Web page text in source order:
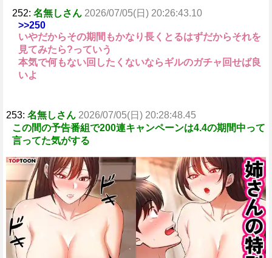
252: 名無しさん 2026/07/05(日) 20:26:43.10
>>250
いやだからその期間もかなり長くとるはずだからそれを
見てみたら?っていう
本気で何もない回したくないならギルのガチャ回せば良
いよ
253: 名無しさん 2026/07/05(日) 20:28:48.45
この間の予告番組で200連キャンペーンは4.4の期間中って
言ってた気がする